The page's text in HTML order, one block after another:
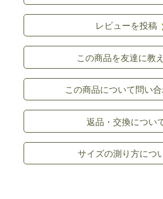
レビューを投稿
この商品を友達に教
この商品について問い
返品・交換につい
サイズの測り方につ